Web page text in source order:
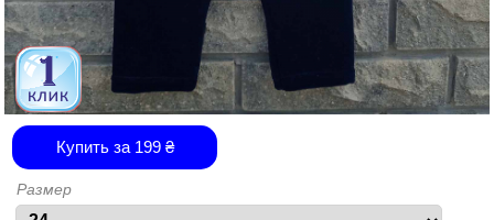
Купить за 199₴
Размер